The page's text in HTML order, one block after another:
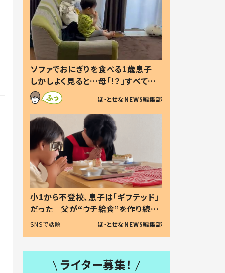
ソファでおにぎりを食べる1歳息子
しかしよく見ると…母「！？」すべてを
察した母の投稿に「可愛いから許
す！」「現行犯〜」
ほ・とせなNEWS編集部
小1から不登校、息子は「ギフテッド」
だった 父が“ウチ給食”を作り続け
る理由とは #令和の親 #令和の子
SNSで話題 ほ・とせなNEWS編集部
ライター募集！